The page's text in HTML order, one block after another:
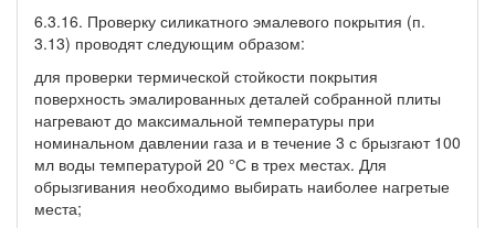
6.3.16. Проверку силикатного эмалевого покрытия (п.
3.13) проводят следующим образом:
для проверки термической стойкости покрытия
поверхность эмалированных деталей собранной плиты
нагревают до максимальной температуры при
номинальном давлении газа и в течение 3 с брызгают 100
мл воды температурой 20 °С в трех местах. Для
обрызгивания необходимо выбирать наиболее нагретые
места;